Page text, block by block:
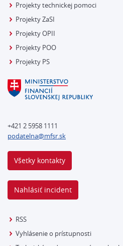
Projekty technickej pomoci
Projekty ZaSI
Projekty OPII
Projekty POO
Projekty PS
+421 2 5958 1111
podatelna@mfsr.sk
Všetky kontakty
Nahlásiť incident
RSS
Vyhlásenie o prístupnosti